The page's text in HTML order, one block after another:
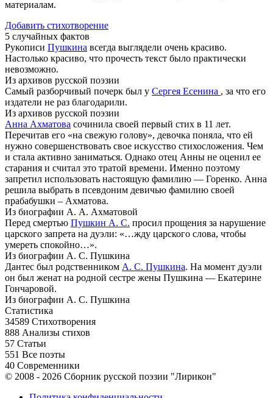
материалам.
Добавить стихотворение
5 случайных фактов
Рукописи Пушкина всегда выглядели очень красиво.
Настолько красиво, что прочесть текст было практически
невозможно.
Из архивов русской поэзии
Самый разборчивый почерк был у Сергея Есенина , за что его
издатели не раз благодарили.
Из архивов русской поэзии
Анна Ахматова сочинила своей первый стих в 11 лет.
Перечитав его «на свежую голову», девочка поняла, что ей
нужно совершенствовать свое искусство стихосложения. Чем
и стала активно заниматься. Однако отец Анны не оценил ее
старания и считал это тратой времени. Именно поэтому
запретил использовать настоящую фамилию — Горенко. Анна
решила выбрать в псевдоним девичью фамилию своей
прабабушки – Ахматова.
Из биографии А. А. Ахматовой
Перед смертью Пушкин А. С. просил прощения за нарушение
царского запрета на дуэли: «…жду царского слова, чтобы
умереть спокойно…».
Из биографии А. С. Пушкина
Дантес был родственником А. С. Пушкина. На момент дуэли
он был женат на родной сестре жены Пушкина — Екатерине
Гончаровой.
Из биографии А. С. Пушкина
Статистика
34589 Стихотворения
888 Анализы стихов
57 Статьи
551 Все поэты
40 Современники
© 2008 - 2026 Сборник русской поэзии "Лирикон"